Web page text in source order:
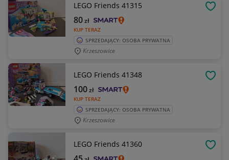
LEGO Friends 41315
KUP TERAZ
80zł
SPRZEDAJĄCY: OSOBA PRYWATNA
Krzeszowice
LEGO Friends 41348
KUP TERAZ
100zł
SPRZEDAJĄCY: OSOBA PRYWATNA
Krzeszowice
LEGO Friends 41360